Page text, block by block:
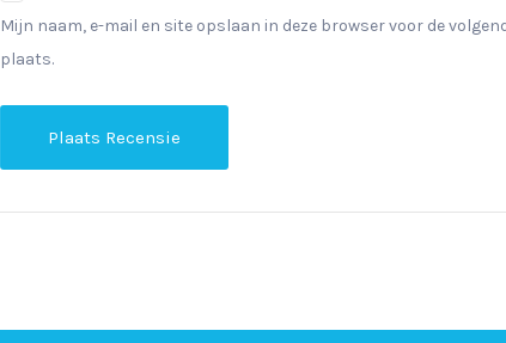
Mijn naam, e-mail en site opslaan in deze browser voor de
plaats.